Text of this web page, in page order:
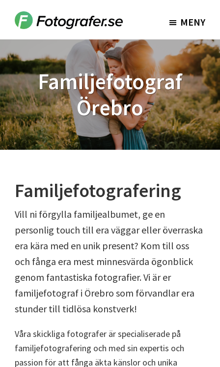
Fotografer.se MENY
Familjefotograf
Örebro
Familjefotografering
Vill ni förgylla familjealbumet, ge en
personlig touch till era väggar eller överraska
era kära med en unik present? Kom till oss
och fånga era mest minnesvärda ögonblick
genom fantastiska fotografier. Vi är er
familjefotograf i Örebro som förvandlar era
stunder till tidlösa konstverk!
Våra skickliga fotografer är specialiserade på
familjefotografering och med sin expertis och
passion för att fånga äkta känslor och unika